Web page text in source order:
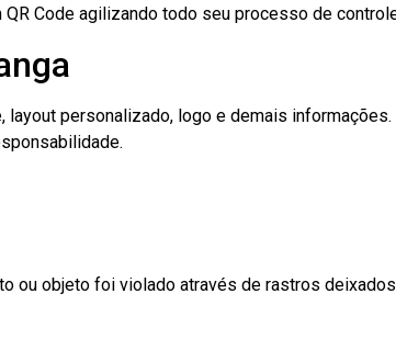
Code agilizando todo seu processo de
personalizado, logo e demais informações.
objeto foi violado através de rastros deixados